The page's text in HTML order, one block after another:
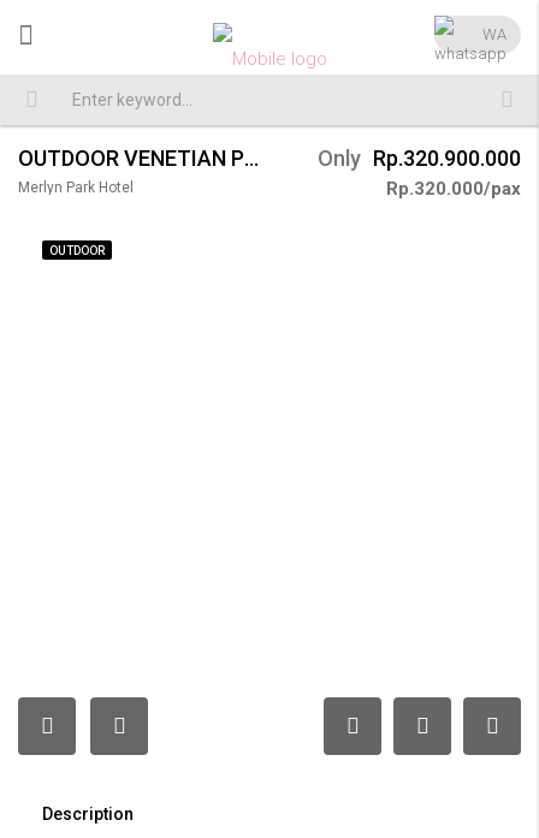
OUTDOOR VENETIAN POOL AT MERLYN PARK HOTEL WEDDING 150 PAX
Merlyn Park Hotel
Only Rp.320.900.000
Rp.320.000/pax
OUTDOOR
Description
WA